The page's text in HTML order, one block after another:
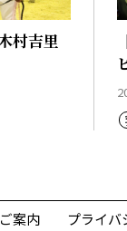
村吉里
案内 プライバ